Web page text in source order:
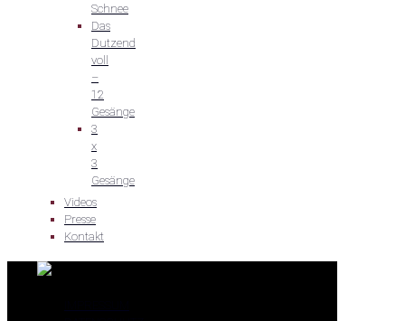
Schnee
Das
Dutzend
voll
–
12
Gesänge
3
x
3
Gesänge
Videos
Presse
Kontakt